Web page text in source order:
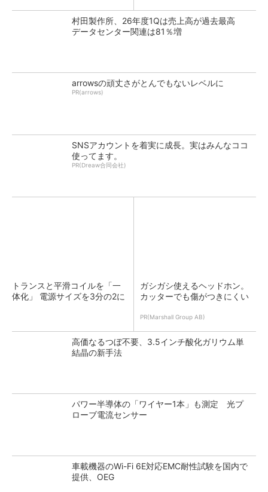
村田製作所、26年度1Qは売上高が過去最高
データセンター関連は81％増
arrowsの頑丈さがとんでもないレベルに
PR(arrows)
SNSアカウントを着実に成長。実はみんなココ
使ってます。
PR(Dreaw合同会社)
トランスと平滑コイルを「一
体化」 電源サイズを3分の2に
ガシガシ使えるヘッドホン。
カッターでも傷がつきにくい
PR(Marshall Group AB)
高価なるつぼ不要、3.5インチ酸化ガリウム単
結晶の新手法
パワー半導体の「ワイヤー1本」も測定 光プ
ローブ電流センサー
車載機器のWi-Fi 6E対応EMC耐性試験を国内で
提供、OEG